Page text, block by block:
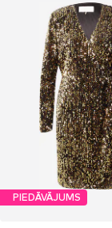
PIEDĀVĀJUMS